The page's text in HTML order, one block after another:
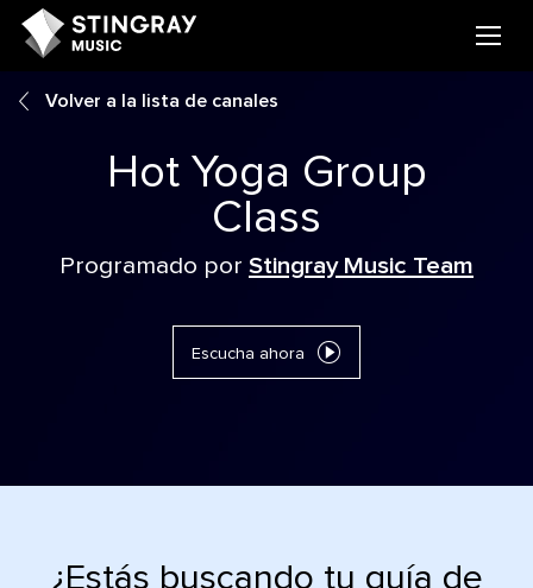
Volver a la lista de canales
Hot Yoga Group
Class
Programado por Stingray Music Team
Escucha ahora
¿Estás buscando tu guía de